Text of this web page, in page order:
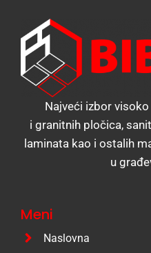
Najveći izbor
i granitnih pločica,
laminata kao i ostalih
u
Meni
Naslovna